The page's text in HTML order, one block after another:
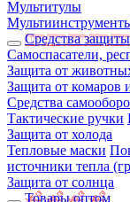
Мультитулы
Средства защиты
Самоспасатели,
Защита от
Защита от комаров
Средства
Тактические ручки
Защита от холода
Тепловые маски
источники тепла
Защита от солнца
Товары оптом